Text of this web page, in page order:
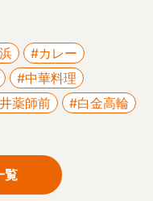
#カレー
#中華料理
薬師前
#白金高輪
覧